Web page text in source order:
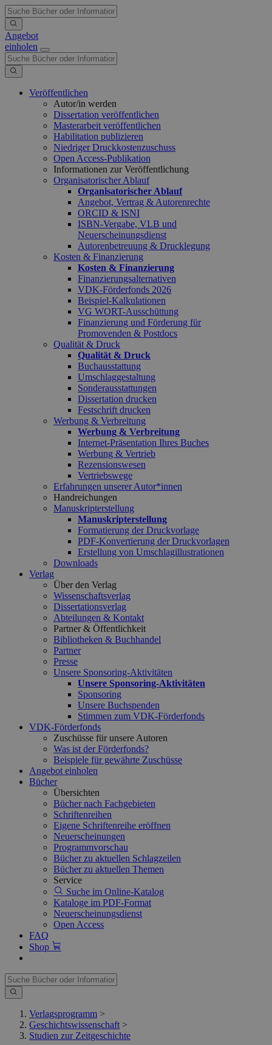
Angebot
einholen
Veröffentlichen
Autor/in werden
Dissertation veröffentlichen
Masterarbeit veröffentlichen
Habilitation publizieren
Niedriger Druckkostenzuschuss
Open Access-Publikation
Informationen zur Veröffentlichung
Organisatorischer Ablauf
Organisatorischer Ablauf
Angebot, Vertrag & Autorenrechte
ORCID & ISNI
ISBN-Vergabe, VLB und
Neuerscheinungsdienst
Autorenbetreuung & Drucklegung
Kosten & Finanzierung
Kosten & Finanzierung
Finanzierungsalternativen
VDK-Förderfonds 2026
Beispiel-Kalkulationen
VG WORT-Ausschüttung
Finanzierung und Förderung für
Promovenden & Postdocs
Qualität & Druck
Qualität & Druck
Buchausstattung
Umschlaggestaltung
Sonderausstattungen
Dissertation drucken
Festschrift drucken
Werbung & Verbreitung
Werbung & Verbreitung
Internet-Präsentation Ihres Buches
Werbung & Vertrieb
Rezensionswesen
Vertriebswege
Erfahrungen unserer Autor*innen
Handreichungen
Manuskripterstellung
Manuskripterstellung
Formatierung der Druckvorlage
PDF-Konvertierung der Druckvorlagen
Erstellung von Umschlagillustrationen
Downloads
Verlag
Über den Verlag
Wissenschaftsverlag
Dissertationsverlag
Abteilungen & Kontakt
Partner & Öffentlichkeit
Bibliotheken & Buchhandel
Partner
Presse
Unsere Sponsoring-Aktivitäten
Unsere Sponsoring-Aktivitäten
Sponsoring
Unsere Buchspenden
Stimmen zum VDK-Förderfonds
VDK-Förderfonds
Zuschüsse für unsere Autoren
Was ist der Förderfonds?
Beispiele für gewährte Zuschüsse
Angebot einholen
Bücher
Übersichten
Bücher nach Fachgebieten
Schriftenreihen
Eigene Schriftenreihe eröffnen
Neuerscheinungen
Programmvorschau
Bücher zu aktuellen Schlagzeilen
Bücher zu aktuellen Themen
Service
Suche im Online-Katalog
Kataloge im PDF-Format
Neuerscheinungsdienst
Open Access
FAQ
Shop
Verlagsprogramm >
Geschichtswissenschaft >
Studien zur Zeitgeschichte